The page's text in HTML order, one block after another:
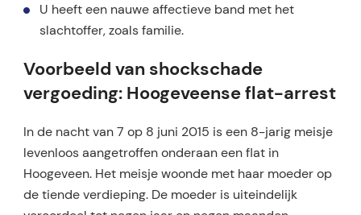
U heeft een nauwe affectieve band met het
slachtoffer, zoals familie.
Voorbeeld van shockschade
vergoeding: Hoogeveense flat-arrest
In de nacht van 7 op 8 juni 2015 is een 8-jarig meisje
levenloos aangetroffen onderaan een flat in
Hoogeveen. Het meisje woonde met haar moeder op
de tiende verdieping. De moeder is uiteindelijk